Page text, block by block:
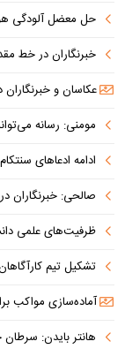
حل معضل آلودگی
خبرنگاران در خط
عکاسان و
مومنی: رسانه
ادامه ادعاهای
صالحی: خبرنگاران
ظرفیت‌های علمی
تشکیل تیم
آماده‌سازی مواکب
هانتر بایدن: